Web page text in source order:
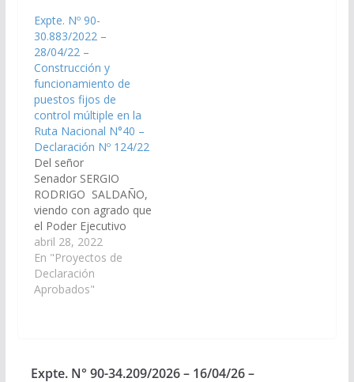
funcionamiento de
puestos fijos de
control múltiple, en
ruta nacional N° 40 en
acceso norte y sur de
la Localidad de
Cafayate. (Expte. N°…
Expte. Nº 90-
30.883/2022 –
28/04/22 –
Construcción y
funcionamiento de
puestos fijos de
control múltiple en la
Ruta Nacional N°40 –
Declaración Nº 124/22
Del señor
Senador SERGIO
RODRIGO SALDAÑO,
viendo con agrado que
el Poder Ejecutivo
Provincial, a través de
los organismos que
correspondan, realice
las gestiones
control múltiple
abril 28, 2022
En "Proyectos de
Declaración
Aprobados"
Expte. N° 90-34.209/2026 – 16/04/26 –